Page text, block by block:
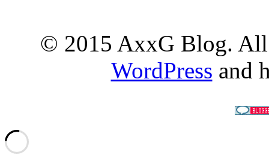
© 2015 AxxG Blog. All
WordPress and